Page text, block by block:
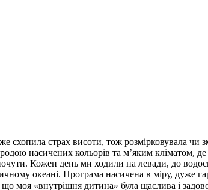
схопила страх висоти, тож розмірковувала
насичених кольорів та мʼяким кліматом,
Кожен день ми ходили на левади, до
океані. Програма насичена в міру, дуже
моя «внутрішня дитина» була щаслива і